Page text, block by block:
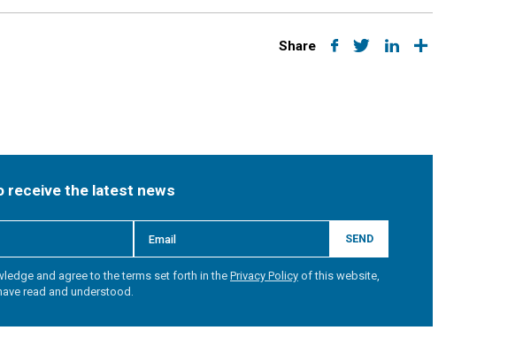
Share
receive the latest news
SEND
and agree to the terms set forth in the Privacy Policy of this website,
read and understood.